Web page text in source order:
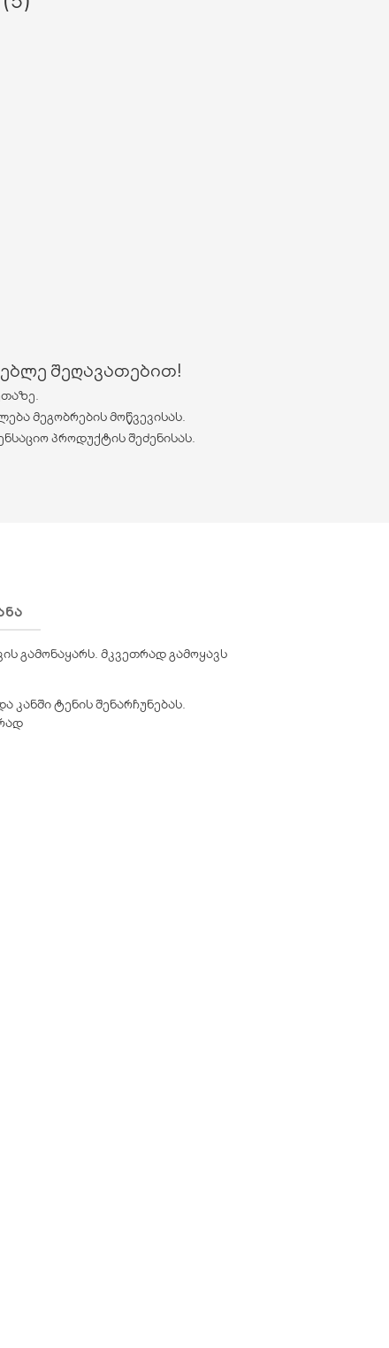
შეღავათებით!
მეგობრების მოწვევისას.
პროდუქტის შეძენისას.
გამონაყარს. მკვეთრად გამოყავს
კანში ტენის შენარჩუნებას.